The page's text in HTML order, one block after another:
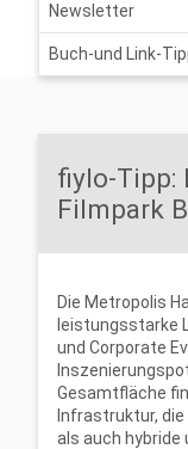
Newsletter
Buch-und Link-
fiylo-Tipp:
Filmpark
Die Metropolis
leistungsstarke
und Corporate
Gesamtfläche
Infrastruktur,
als auch hybride